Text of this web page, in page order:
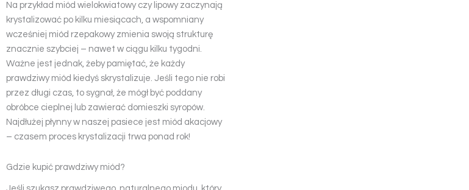
Na przykład miód wielokwiatowy czy lipowy zaczynają
krystalizować po kilku miesiącach, a wspomniany
wcześniej miód rzepakowy zmienia swoją strukturę
znacznie szybciej – nawet w ciągu kilku tygodni.
Ważne jest jednak, żeby pamiętać, że każdy
prawdziwy miód kiedyś skrystalizuje. Jeśli tego nie robi
przez długi czas, to sygnał, że mógł być poddany
obróbce cieplnej lub zawierać domieszki syropów.
Najdłużej płynny w naszej pasiece jest miód akacjowy
– czasem proces krystalizacji trwa ponad rok!
Gdzie kupić prawdziwy miód?